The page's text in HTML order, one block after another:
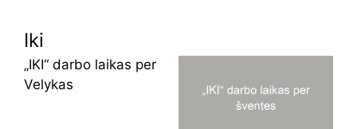
Iki
„IKI“ darbo laikas per
Velykas